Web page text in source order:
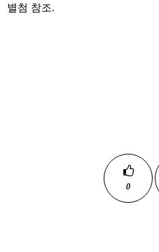
별첨 참조.
0